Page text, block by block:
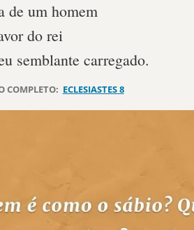
de um homem
do rei
semblante carregado.
COMPLETO: ECLESIASTES 8